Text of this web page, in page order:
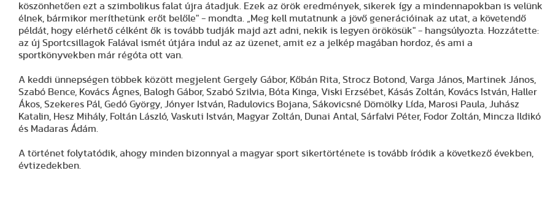
köszönhetően ezt a szimbolikus falat újra átadjuk. Ezek az örök eredmények, sikerek így a mindennapokban is velünk
élnek, bármikor meríthetünk erőt belőle" - mondta. „Meg kell mutatnunk a jövő generációinak az utat, a követendő
példát, hogy elérhető célként ők is tovább tudják majd azt adni, nekik is legyen örökösük" - hangsúlyozta. Hozzátette:
az új Sportcsillagok Falával ismét útjára indul az az üzenet, amit ez a jelkép magában hordoz, és ami a
sportkönyvekben már régóta ott van.
A keddi ünnepségen többek között megjelent Gergely Gábor, Kőbán Rita, Strocz Botond, Varga János, Martinek János,
Szabó Bence, Kovács Ágnes, Balogh Gábor, Szabó Szilvia, Bóta Kinga, Viski Erzsébet, Kásás Zoltán, Kovács István, Haller
Ákos, Szekeres Pál, Gedó György, Jónyer István, Radulovics Bojana, Sákovicsné Dömölky Lída, Marosi Paula, Juhász
Katalin, Hesz Mihály, Foltán László, Vaskuti István, Magyar Zoltán, Dunai Antal, Sárfalvi Péter, Fodor Zoltán, Mincza Ildikó
és Madaras Ádám.
A történet folytatódik, ahogy minden bizonnyal a magyar sport sikertörténete is tovább íródik a következő években,
évtizedekben.